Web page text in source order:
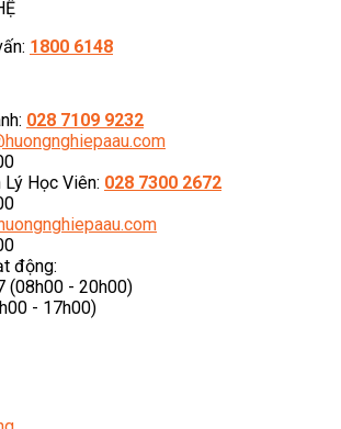
1800 6148
028 7109 9232
Lý Học Viên: 028 7300 2672
động:
(08h00 - 20h00)
- 17h00)